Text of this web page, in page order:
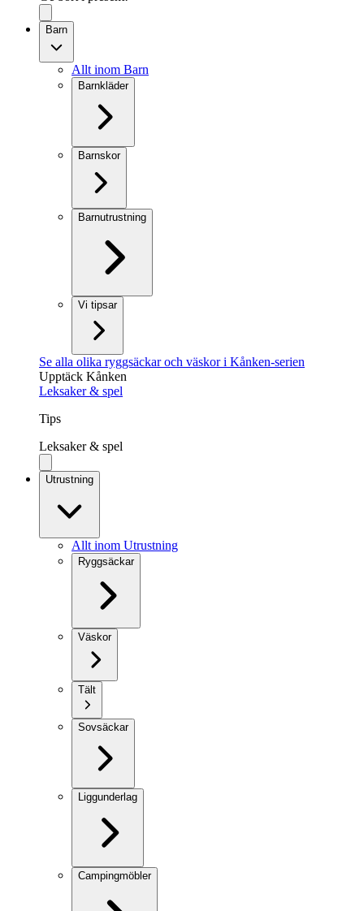
Barn
Allt inom Barn
Barnkläder
Barnskor
Barnutrustning
Vi tipsar
Se alla olika ryggsäckar och väskor i Kånken-serien
Upptäck Kånken
Leksaker & spel
Tips
Leksaker & spel
Utrustning
Allt inom Utrustning
Ryggsäckar
Väskor
Tält
Sovsäckar
Liggunderlag
Campingmöbler